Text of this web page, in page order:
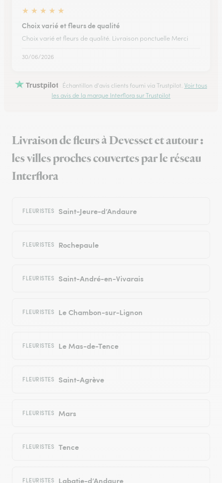
★ ★ ★ ★ ★
Choix varié et fleurs de qualité
Choix varié et fleurs de qualité. Livraison ponctuelle Merci
30/06/2026
Trustpilot Échantillon d'avis clients fourni via Trustpilot. Voir tous
les avis de la marque Interflora sur Trustpilot
Livraison de fleurs à Devesset et autour :
les villes proches couvertes par le réseau
Interflora
FLEURISTES Saint-Jeure-d’Andaure
FLEURISTES Rochepaule
FLEURISTES Saint-André-en-Vivarais
FLEURISTES Le Chambon-sur-Lignon
FLEURISTES Le Mas-de-Tence
FLEURISTES Saint-Agrève
FLEURISTES Mars
FLEURISTES Tence
FLEURISTES Labatie-d’Andaure